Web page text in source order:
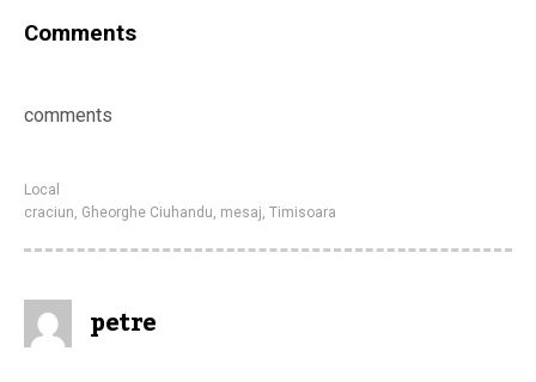
Comments
comments
Local
craciun, Gheorghe Ciuhandu, mesaj, Timisoara
petre